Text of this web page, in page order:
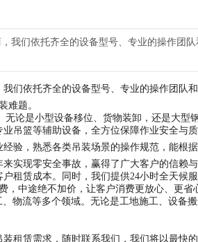
我们依托齐全的设备型号、专业的操作团
们依托齐全的设备型号、专业的操作团队
难题。
论是小型设备移位、货物装卸，还是大型
吊篮等辅助设备，全方位保障作业安全与
验，熟悉各类吊装场景的操作规范，能根
实现零安全事故，赢得了广大客户的信赖
租赁成本。同时，我们提供24小时全天候
，中途绝不加价，让客户消费更放心、更省
物流等多个领域。无论是工地施工、设备
租赁需求，随时联系我们，我们将以最快